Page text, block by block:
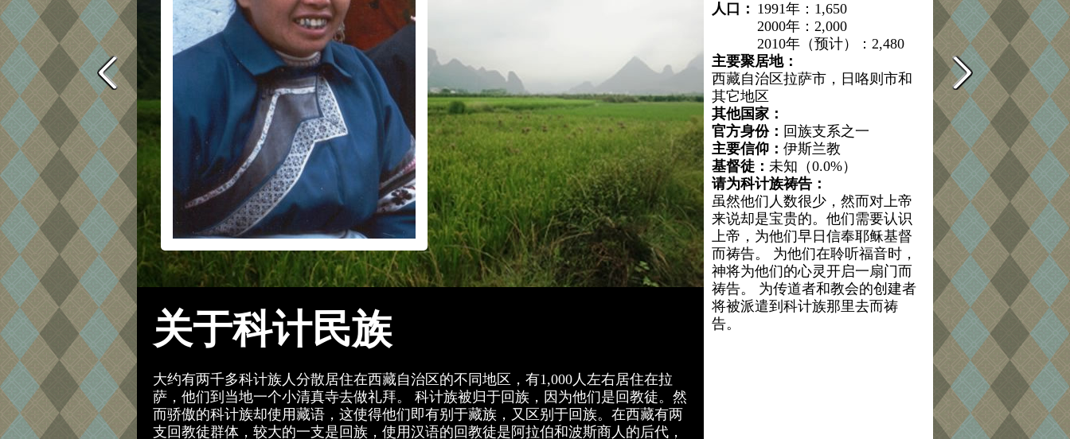
关于科计民族
大约有两千多科计族人分散居住在西藏自治区的不同地区，有1,000人左右居住在拉
萨，他们到当地一个小清真寺去做礼拜。 科计族被归于回族，因为他们是回教徒。然
而骄傲的科计族却使用藏语，这使得他们即有别于藏族，又区别于回族。在西藏有两
支回教徒群体，较大的一支是回族，使用汉语的回教徒是阿拉伯和波斯商人的后代，
人口： 1991年：1,650
2000年：2,000
2010年（预计）：2,480
主要聚居地：
西藏自治区拉萨市，日咯则市和
其它地区
其他国家：
官方身份： 回族支系之一
主要信仰： 伊斯兰教
基督徒： 未知（0.0%）
请为科计族祷告：
虽然他们人数很少，然而对上帝
来说却是宝贵的。他们需要认识
上帝，为他们早日信奉耶稣基督
而祷告。 为他们在聆听福音时，
神将为他们的心灵开启一扇门而
祷告。 为传道者和教会的创建者
将被派遣到科计族那里去而祷
告。